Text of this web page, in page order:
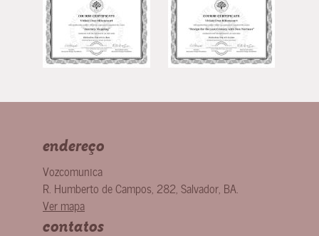
endereço
Vozcomunica
R. Humberto de Campos, 282 Salvador BA
Ver mapa
contatos